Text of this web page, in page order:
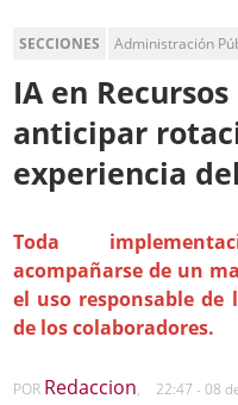
SECCIONES Administración
IA en
anticipar
experiencia
Toda
acompañarse de un
el uso responsable
de los colaboradores.
POR Redaccion, 22:47 - 08